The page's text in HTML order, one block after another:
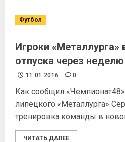
Футбол
Игроки «Металлурга»
отпуска через неделю
11.01.2016 0
Как сообщил
липецкого «Металлурга»
тренировка команды в
ЧИТАТЬ ДАЛЕЕ